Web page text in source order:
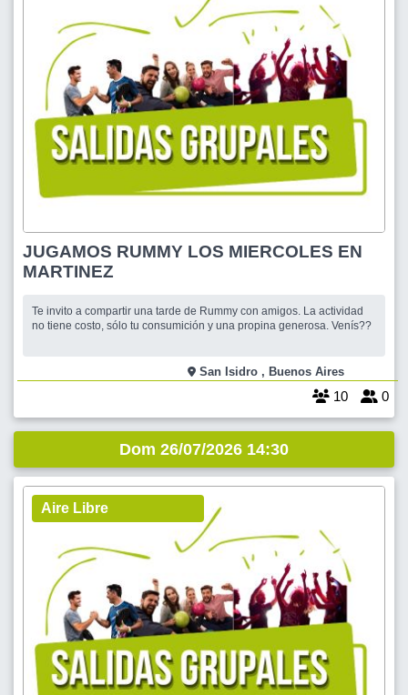
JUGAMOS RUMMY LOS MIERCOLES EN
MARTINEZ
Te invito a compartir una tarde de Rummy con amigos. La actividad
no tiene costo, sólo tu consumición y una propina generosa. Venís??
San Isidro , Buenos Aires
10 0
Dom 26/07/2026 14:30
Aire Libre